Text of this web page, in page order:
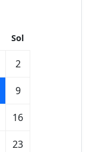
Sol
2
9
16
23